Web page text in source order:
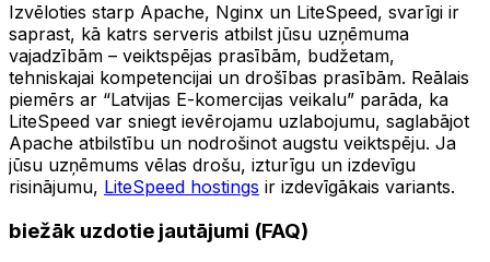
Izvēloties starp Apache, Nginx un LiteSpeed, svarīgi ir
saprast, kā katrs serveris atbilst jūsu uzņēmuma
vajadzībām – veiktspējas prasībām, budžetam,
tehniskajai kompetencijai un drošības prasībām. Reālais
piemērs ar “Latvijas E-komercijas veikalu” parāda, ka
LiteSpeed var sniegt ievērojamu uzlabojumu, saglabājot
Apache atbilstību un nodrošinot augstu veiktspēju. Ja
jūsu uzņēmums vēlas drošu, izturīgu un izdevīgu
risinājumu, LiteSpeed hostings ir izdevīgākais variants.
biežāk uzdotie jautājumi (FAQ)